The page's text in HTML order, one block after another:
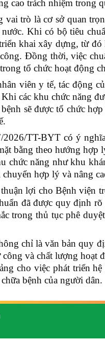
cao trách nhiệm trong
trò là cơ sở quan
Khi có bộ tiêu
khai xây dựng, từ
Đồng thời, việc
tổ chức hoạt động
viên y tế, tác động
các khu chức năng
sẽ được tổ chức
TT-BYT có ý
bằng theo hướng
chức năng như khu
hợp lý và nâng
lợi cho Bệnh viện
đã được quy định
trong thủ tục phê
chỉ là văn bản quy
và chất lượng
cho việc phát triển
bệnh của người dân.